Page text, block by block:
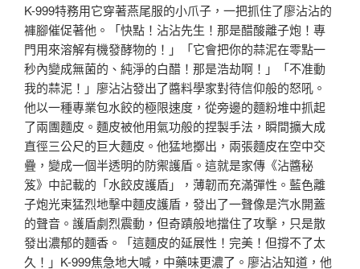
K-999特務用它穿著燕尾服的小爪子，一把抓住了廖沾沾的
褲腳催促著他。「快點！沾沾先生！那是醋酸離子炮！專
門用來溶解有機發酵物的！」「它會把你的蒜泥在零點一
秒內變成無菌的、純淨的白醋！那是浩劫啊！」「不准動
我的蒜泥！」廖沾沾發出了醬料學家對待信仰般的怒吼。
他以一種專業包水餃的極限速度，從旁邊的麵粉堆中抓起
了兩團麵皮。麵皮被他用氣功般的捏製手法，瞬間擴大成
直徑三公尺的巨大麵皮。他猛地擲出，兩張麵皮在空中交
疊，變成一個半透明的防禦護盾。這就是家傳《沾醬秘
笈》中記載的「水餃皮護盾」，薄韌而充滿彈性。藍色離
子炮光束猛烈地擊中麵皮護盾，發出了一聲像是汽水開蓋
的聲音。護盾劇烈震動，但奇蹟般地擋住了攻擊，只是散
發出濃郁的麵香。「這麵皮的延展性！完美！但撐不了太
久！」K-999焦急地大喊，中藥味更濃了。廖沾沾知道，他